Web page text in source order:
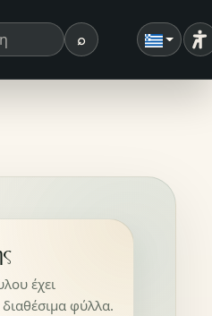
⌕Αναζήτηση
έχει
φύλλα.